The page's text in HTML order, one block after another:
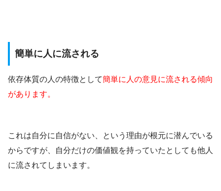
簡単に人に流される
依存体質の人の特徴として簡単に人の意見に流される傾向
があります。
これは自分に自信がない、という理由が根元に潜んでいる
からですが、自分だけの価値観を持っていたとしても他人
に流されてしまいます。